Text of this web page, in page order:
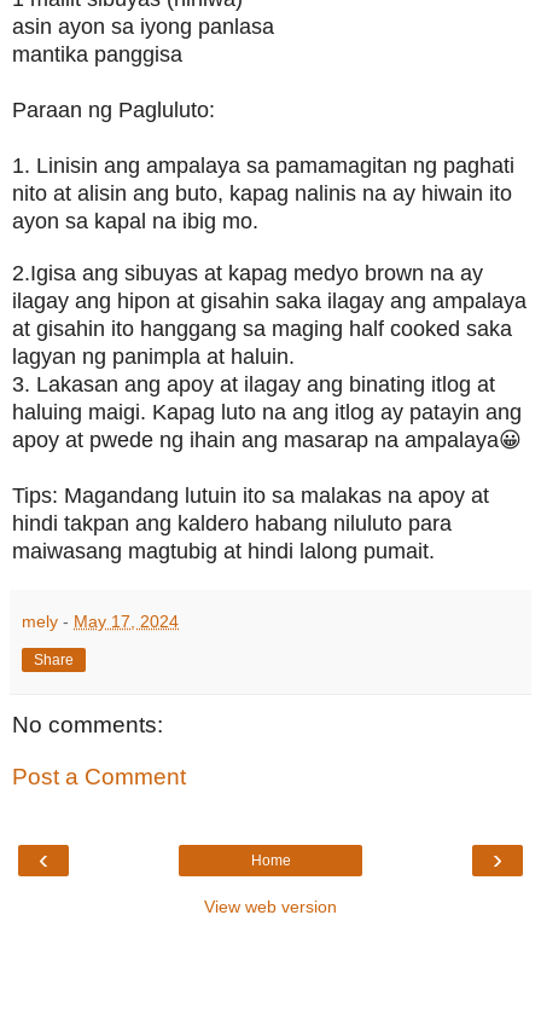
asin ayon sa iyong panlasa
mantika panggisa
Paraan ng Pagluluto:
1. Linisin ang ampalaya sa pamamagitan ng paghati
nito at alisin ang buto, kapag nalinis na ay hiwain ito
ayon sa kapal na ibig mo.
2.Igisa ang sibuyas at kapag medyo brown na ay
ilagay ang hipon at gisahin saka ilagay ang ampalaya
at gisahin ito hanggang sa maging half cooked saka
lagyan ng panimpla at haluin.
3. Lakasan ang apoy at ilagay ang binating itlog at
haluing maigi. Kapag luto na ang itlog ay patayin ang
apoy at pwede ng ihain ang masarap na ampalaya😀
Tips: Magandang lutuin ito sa malakas na apoy at
hindi takpan ang kaldero habang niluluto para
maiwasang magtubig at hindi lalong pumait.
mely - May 17, 2024
Share
No comments:
Post a Comment
‹ ›
Home
View web version